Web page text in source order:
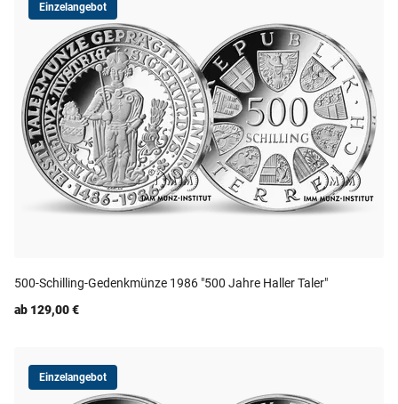
Einzelangebot
500-Schilling-Gedenkmünze 1986 "500 Jahre Haller Taler"
ab 129,00 €
Einzelangebot